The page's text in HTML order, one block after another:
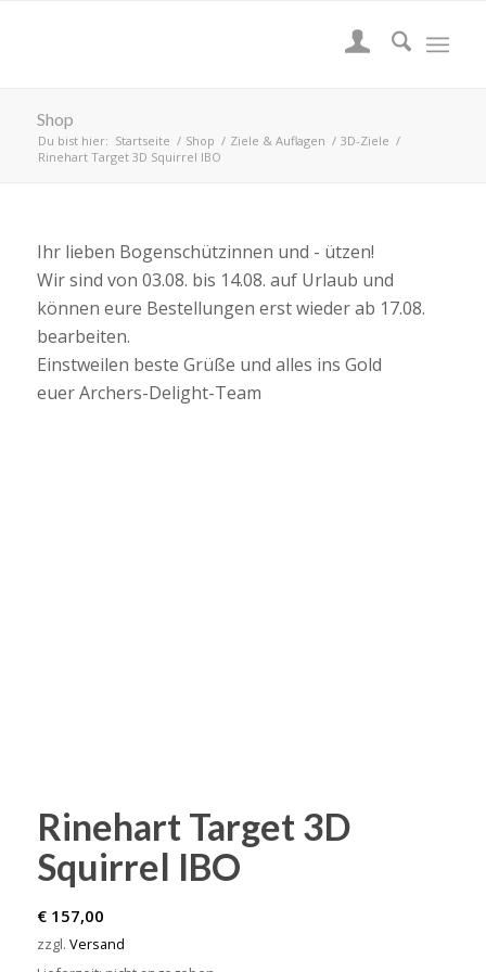
Shop
Du bist hier: Startseite / Shop / Ziele & Auflagen / 3D-Ziele /
Rinehart Target 3D Squirrel IBO
Ihr lieben Bogenschützinnen und - ützen!
Wir sind von 03.08. bis 14.08. auf Urlaub und
können eure Bestellungen erst wieder ab 17.08.
bearbeiten.
Einstweilen beste Grüße und alles ins Gold
euer Archers-Delight-Team
Rinehart Target 3D
Squirrel IBO
€157,00
zzgl. Versand